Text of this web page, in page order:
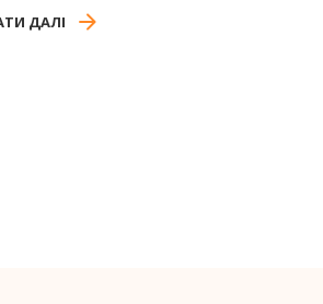
цього важливого інструменту
приймати обґрунтовані рішення під
ДАЛІ